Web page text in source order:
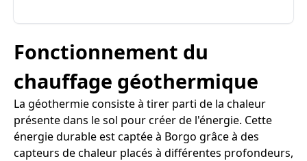
Fonctionnement du
chauffage géothermique
La géothermie consiste à tirer parti de la chaleur
présente dans le sol pour créer de l'énergie. Cette
énergie durable est captée à Borgo grâce à des
capteurs de chaleur placés à différentes profondeurs,